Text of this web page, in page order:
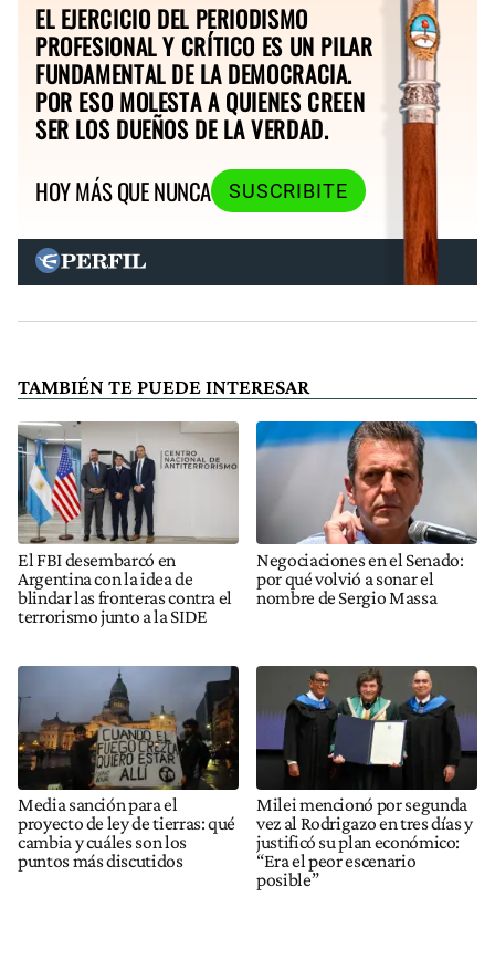
EL EJERCICIO DEL PERIODISMO
PROFESIONAL Y CRÍTICO ES UN PILAR
FUNDAMENTAL DE LA DEMOCRACIA.
POR ESO MOLESTA A QUIENES CREEN
SER LOS DUEÑOS DE LA VERDAD.
HOY MÁS QUE NUNCA
SUSCRIBITE
TAMBIÉN TE PUEDE INTERESAR
El FBI desembarcó en
Argentina con la idea de
blindar las fronteras contra el
terrorismo junto a la SIDE
Negociaciones en el Senado:
por qué volvió a sonar el
nombre de Sergio Massa
Media sanción para el
proyecto de ley de tierras: qué
cambia y cuáles son los
puntos más discutidos
Milei mencionó por segunda
vez al Rodrigazo en tres días y
justificó su plan económico:
“Era el peor escenario
posible”